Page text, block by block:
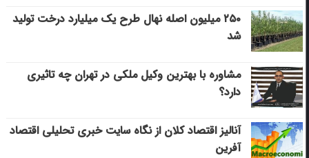
۲۵۰ میلیون اصله نهال طرح یک میلیارد درخت تولید
شد
مشاوره با بهترین وکیل ملکی در تهران چه تاثیری
دارد؟
آنالیز اقتصاد کلان از نگاه سایت خبری تحلیلی اقتصاد
آفرین